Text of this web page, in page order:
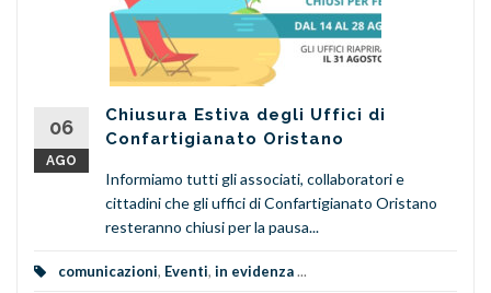
06
AGO
Chiusura Estiva degli Uffici di
Confartigianato Oristano
Informiamo tutti gli associati, collaboratori e
cittadini che gli uffici di Confartigianato Oristano
resteranno chiusi per la pausa...
comunicazioni, Eventi, in evidenza...